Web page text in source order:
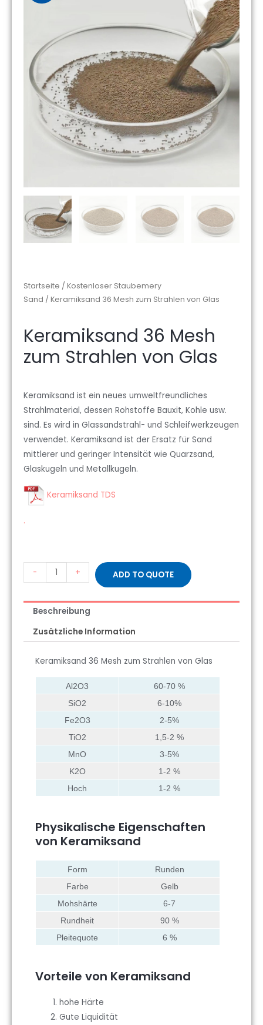
Startseite / Kostenloser Staubemery
Sand / Keramiksand 36 Mesh zum Strahlen von Glas
Keramiksand 36 Mesh
zum Strahlen von Glas
Keramiksand ist ein neues umweltfreundliches
Strahlmaterial, dessen Rohstoffe Bauxit, Kohle usw.
sind. Es wird in Glassandstrahl- und Schleifwerkzeugen
verwendet. Keramiksand ist der Ersatz für Sand
mittlerer und geringer Intensität wie Quarzsand,
Glaskugeln und Metallkugeln.
Keramiksand TDS
.
- + ADD TO QUOTE
Beschreibung
Zusätzliche Information
Keramiksand 36 Mesh zum Strahlen von Glas
Al2O3
60-70 %
SiO2
6-10%
Fe2O3
2-5%
TiO2
1,5-2 %
MnO
3-5%
K2O
1-2 %
Hoch
1-2 %
Physikalische Eigenschaften
von Keramiksand
Form
Runden
Farbe
Gelb
Mohshärte
6-7
Rundheit
90 %
Pleitequote
6 %
Vorteile von Keramiksand
hohe Härte
Gute Liquidität